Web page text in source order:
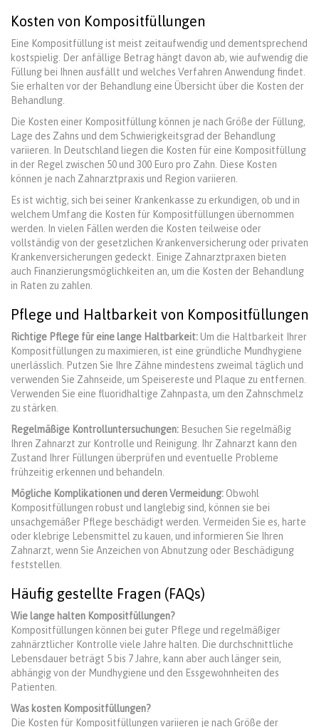
Kosten von Kompositfüllungen
Eine Kompositfüllung ist meist zeitaufwendig und dementsprechend
kostspielig. Der anfällige Betrag hängt davon ab, wie aufwendig die
Füllung bei Ihnen ausfällt und welches Verfahren Anwendung findet.
Sie erhalten vor der Behandlung eine Übersicht über die Kosten der
Behandlung.
Die Kosten einer Kompositfüllung können je nach Größe der Füllung,
Lage des Zahns und dem Schwierigkeitsgrad der Behandlung
variieren. In Deutschland liegen die Kosten für eine Kompositfüllung
in der Regel zwischen 50 und 300 Euro pro Zahn. Diese Kosten
können je nach Zahnarztpraxis und Region variieren.
Es ist wichtig, sich bei seiner Krankenkasse zu erkundigen, ob und in
welchem Umfang die Kosten für Kompositfüllungen übernommen
werden. In vielen Fällen werden die Kosten teilweise oder
vollständig von der gesetzlichen Krankenversicherung oder privaten
Krankenversicherungen gedeckt. Einige Zahnarztpraxen bieten
auch Finanzierungsmöglichkeiten an, um die Kosten der Behandlung
in Raten zu zahlen.
Pflege und Haltbarkeit von Kompositfüllungen
Richtige Pflege für eine lange Haltbarkeit:Um die Haltbarkeit Ihrer
Kompositfüllungen zu maximieren, ist eine gründliche Mundhygiene
unerlässlich. Putzen Sie Ihre Zähne mindestens zweimal täglich und
verwenden Sie Zahnseide, um Speisereste und Plaque zu entfernen.
Verwenden Sie eine fluoridhaltige Zahnpasta, um den Zahnschmelz
zu stärken.
Regelmäßige Kontrolluntersuchungen: Besuchen Sie regelmäßig
Ihren Zahnarzt zur Kontrolle und Reinigung. Ihr Zahnarzt kann den
Zustand Ihrer Füllungen überprüfen und eventuelle Probleme
frühzeitig erkennen und behandeln.
Mögliche Komplikationen und deren Vermeidung: Obwohl
Kompositfüllungen robust und langlebig sind, können sie bei
unsachgemäßer Pflege beschädigt werden. Vermeiden Sie es, harte
oder klebrige Lebensmittel zu kauen, und informieren Sie Ihren
Zahnarzt, wenn Sie Anzeichen von Abnutzung oder Beschädigung
feststellen.
Häufig gestellte Fragen (FAQs)
Wie lange halten Kompositfüllungen?
Kompositfüllungen können bei guter Pflege und regelmäßiger
zahnärztlicher Kontrolle viele Jahre halten. Die durchschnittliche
Lebensdauer beträgt 5 bis 7 Jahre, kann aber auch länger sein,
abhängig von der Mundhygiene und den Essgewohnheiten des
Patienten.
Was kosten Kompositfüllungen?
Die Kosten für Kompositfüllungen variieren je nach Größe der